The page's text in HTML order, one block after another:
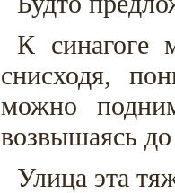
К синагоге
снисходя,
можно
возвышаясь
Улица эта